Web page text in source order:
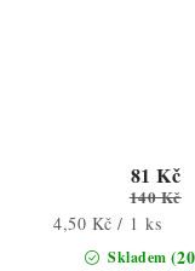
Skladem
81 Kč
140 Kč
Měrná
cena:
4,50 Kč / 1 ks